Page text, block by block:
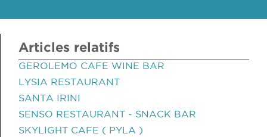
Articles relatifs
GEROLEMO CAFE WINE BAR
LYSIA RESTAURANT
SANTA IRINI
SENSO RESTAURANT - SNACK BAR
SKYLIGHT CAFE ( PYLA )